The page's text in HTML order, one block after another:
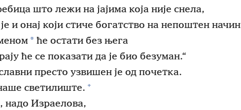
што лежи на јајима која није снела,
и онај који стиче богатство на непоштен начин
* ће остати без њега
ће се показати да је био безуман.“
престо узвишен је од почетка.
светилиште. +
надо Израелова,